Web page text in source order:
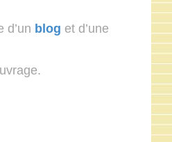
d’un blog et d’une